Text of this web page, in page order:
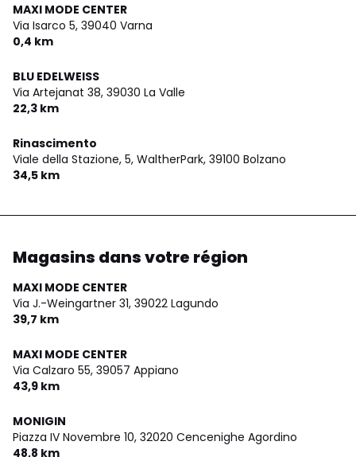
MAXI MODE CENTER
Via Isarco 5, 39040 Varna
0,4 km
BLU EDELWEISS
Via Artejanat 38, 39030 La Valle
22,3 km
Rinascimento
Viale della Stazione, 5, WaltherPark, 39100 Bolzano
34,5 km
Magasins dans votre région
MAXI MODE CENTER
Via J.-Weingartner 31, 39022 Lagundo
39,7 km
MAXI MODE CENTER
Via Calzaro 55, 39057 Appiano
43,9 km
MONIGIN
Piazza IV Novembre 10, 32020 Cencenighe Agordino
48,8 km